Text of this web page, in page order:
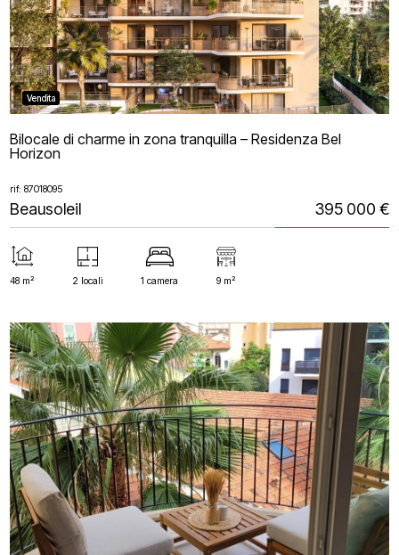
Vendita
Bilocale di charme in zona tranquilla – Residenza Bel
Horizon
rif: 87018095
395 000 €
Beausoleil
48 m² 2 locali 1 camera 9 m²